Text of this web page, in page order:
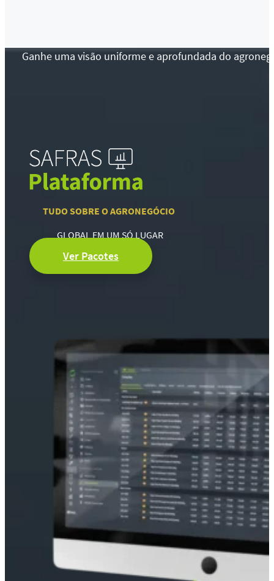
Ganhe uma visão uniforme e aprofundada do
TUDO SOBRE O AGRONEGÓCIO
GLOBAL EM UM SÓ LUGAR
Ver Pacotes